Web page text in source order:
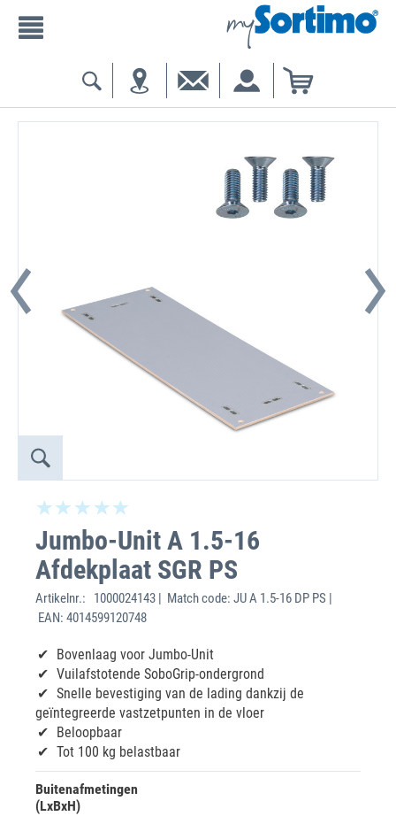
Jumbo-Unit A 1.5-16
Afdekplaat SGR PS
Artikelnr.:
1000024143 | Match code: JU A 1.5-16 DP PS |
EAN: 4014599120748
Bovenlaag voor Jumbo-Unit
Vuilafstotende SoboGrip-ondergrond
Snelle bevestiging van de lading dankzij de
geïntegreerde vastzetpunten in de vloer
Beloopbaar
Tot 100 kg belastbaar
Buitenafmetingen
(LxBxH)